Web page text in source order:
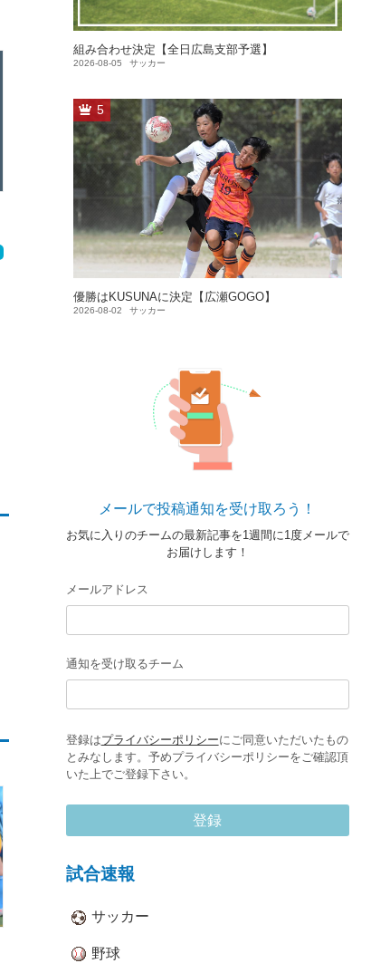
組み合わせ決定【全日広島支部予選】
2026-08-05 サッカー
5
優勝はKUSUNAに決定【広瀬GOGO】
2026-08-02 サッカー
メールで投稿通知を受け取ろう！
お気に入りのチームの最新記事を1週間に1度メールで
お届けします！
メールアドレス
通知を受け取るチーム
登録はプライバシーポリシーにご同意いただいたもの
とみなします。予めプライバシーポリシーをご確認頂
いた上でご登録下さい。
登録
試合速報
サッカー
野球